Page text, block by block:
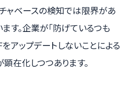
ャベースの検知では限界があ
す。企業が「防げているつも
をアップデートしないことによる
顕在化しつつあります。